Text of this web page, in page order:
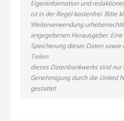
Eigeninformation und
ist in der Regel kostenfrei. Bitte
Weiterverwendung
angegebenen Herausgeber.
Speicherung dieser Daten
Teilen
dieses Datenbankwerks sind
Genehmigung durch die United
gestattet